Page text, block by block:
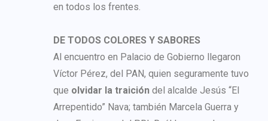
en todos los frentes.
DE TODOS COLORES Y SABORES
Al encuentro en Palacio de Gobierno llegaron
Víctor Pérez, del PAN, quien seguramente tuvo
que olvidar la traición del alcalde Jesús “El
Arrepentido” Nava; también Marcela Guerra y